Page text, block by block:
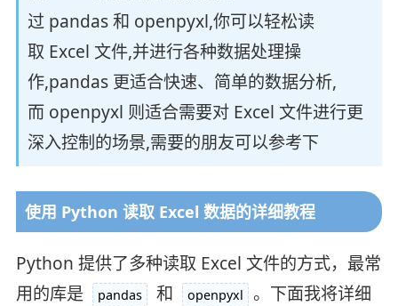
过 pandas 和 openpyxl,你可以轻松读
取 Excel 文件,并进行各种数据处理操
作,pandas 更适合快速、简单的数据分析,
而 openpyxl 则适合需要对 Excel 文件进行更
深入控制的场景,需要的朋友可以参考下
使用 Python 读取 Excel 数据的详细教程
Python 提供了多种读取 Excel 文件的方式，最常
用的库是
pandas 和 openpyxl
。下面我将详细